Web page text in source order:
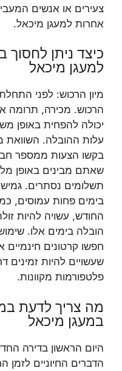
צעירים או אנשים
אחרות למעגן מיכאל.
כיצד ניתן
למעגן מיכאל
מיון הרכוש: לפני
הרכוש. מכירה, תרומה
יכולה להפחית באופן
עלות ההובלה. השוואת
בקשו הצעות ממספר
שאתם מבינים באופן
תשלומים נסתרים.
בימים פחות עמוסים,
החודש, עשויה להיות
הובלה בימים אלו.
חפשו קרטונים חינמיים
שעשויים להיות זמינים
פלטפורמות מקוונות.
מה צריך לדעת
במעגן מיכאל
היום הראשון בדירה
הדברים החיוניים